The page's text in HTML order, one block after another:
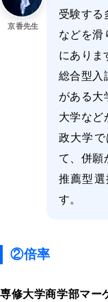
京香先生
受験する
などを滑
にありま
総合型入
がある大
大学など
政大学
て、併願
推薦型
す。
②倍率
専修大学商学部マー